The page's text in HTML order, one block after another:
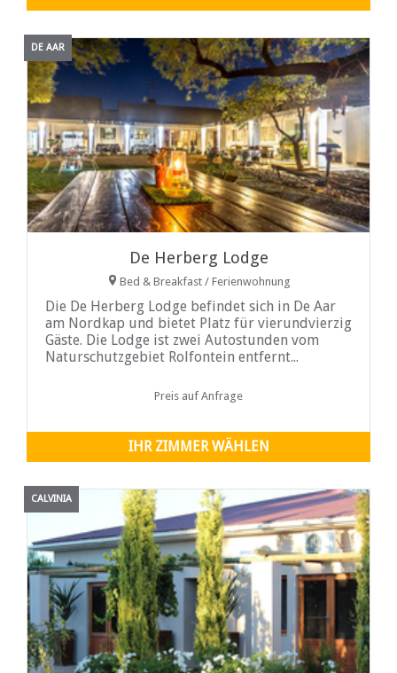
DE AAR
De Herberg Lodge
Bed & Breakfast / Ferienwohnung
Die De Herberg Lodge befindet sich in De Aar
am Nordkap und bietet Platz für vierundvierzig
Gäste. Die Lodge ist zwei Autostunden vom
Naturschutzgebiet Rolfontein entfernt...
Preis auf Anfrage
IHR ZIMMER WÄHLEN
CALVINIA